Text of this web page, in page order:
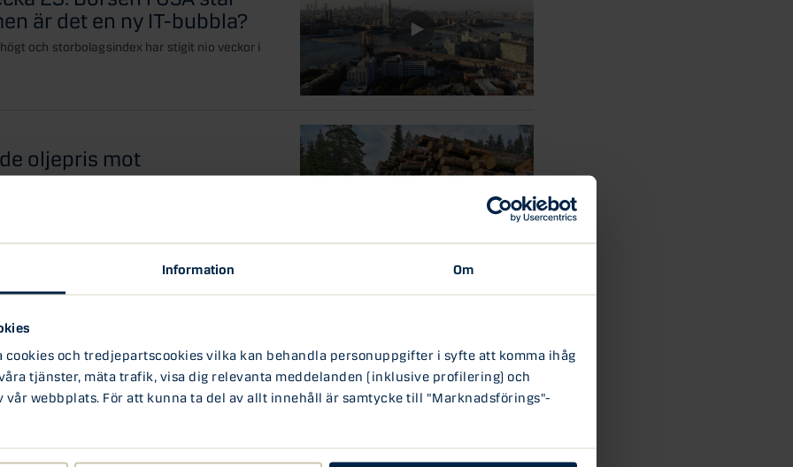
Information Om
cookies och tredjepartscookies vilka kan behandla personuppgifter i syfte att komma ihåg
tjänster, mäta trafik, visa dig relevanta meddelanden (inklusive profilering) och
vår webbplats. För att kunna ta del av allt innehåll är samtycke till "Marknadsförings"-
är det en ny IT-bubbla?
och storbolagsindex har stigit nio veckor i
oljepris mot
kostnader och intäkter genom hela
transporter till...
stigande vinster
det framför allt teknikbolag som leder